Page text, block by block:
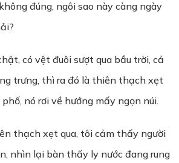
đúng, ngôi sao này càng ngày
có vệt đuôi sượt qua bầu trời, cả
trưng, thì ra đó là thiên thạch xẹt
nó rơi về hướng mấy ngọn núi.
thạch xẹt qua, tôi cảm thấy người
nhìn lại bàn thấy ly nước đang rung